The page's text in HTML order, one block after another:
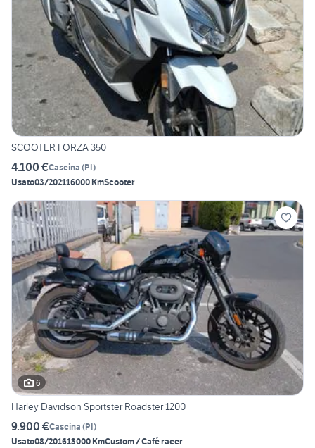
SCOOTER FORZA 350
4.100 €Cascina (PI)
Usato03/202116000 KmScooter
6
Harley Davidson Sportster Roadster 1200
9.900 €Cascina (PI)
Usato08/201613000 KmCustom / Café racer